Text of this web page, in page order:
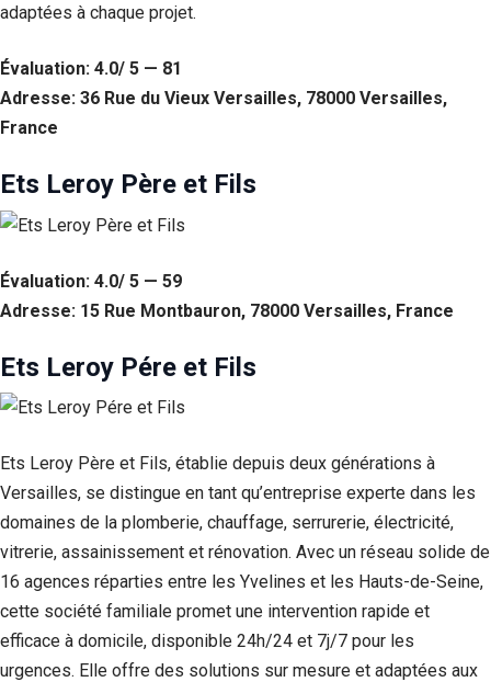
adaptées à chaque projet.
Évaluation: 4.0/ 5 — 81
Adresse: 36 Rue du Vieux Versailles, 78000 Versailles,
France
Ets Leroy Père et Fils
Évaluation: 4.0/ 5 — 59
Adresse: 15 Rue Montbauron, 78000 Versailles, France
Ets Leroy Pére et Fils
Ets Leroy Père et Fils, établie depuis deux générations à
Versailles, se distingue en tant qu’entreprise experte dans les
domaines de la plomberie, chauffage, serrurerie, électricité,
vitrerie, assainissement et rénovation. Avec un réseau solide de
16 agences réparties entre les Yvelines et les Hauts-de-Seine,
cette société familiale promet une intervention rapide et
efficace à domicile, disponible 24h/24 et 7j/7 pour les
urgences. Elle offre des solutions sur mesure et adaptées aux
Afin que
nous
puissions
améliorer la
du site Web,
en fonction
de la façon
utilisé.
Experience
Afin que notre
site Web
possible lors
de votre visite.
Si vous
refusez ces
cookies,
fonctionnalités
disparaîtront
du site Web.